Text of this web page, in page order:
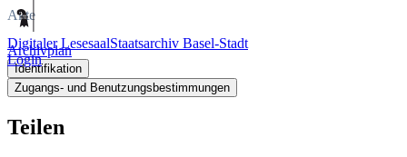
Digitaler LesesaalStaatsarchiv Basel-Stadt
Login
Akte
Archivplan
Identifikation
Zugangs- und Benutzungsbestimmungen
Teilen